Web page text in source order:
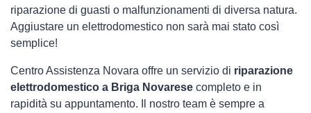
riparazione di guasti o malfunzionamenti di diversa natura.
Aggiustare un elettrodomestico non sarà mai stato così
semplice!
Centro Assistenza Novara offre un servizio di riparazione
elettrodomestico a Briga Novarese completo e in
rapidità su appuntamento. Il nostro team è sempre a